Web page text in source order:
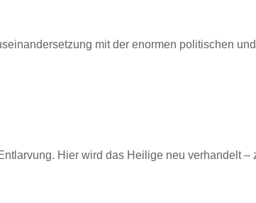
mit der enormen politischen
Hier wird das Heilige neu verhandelt